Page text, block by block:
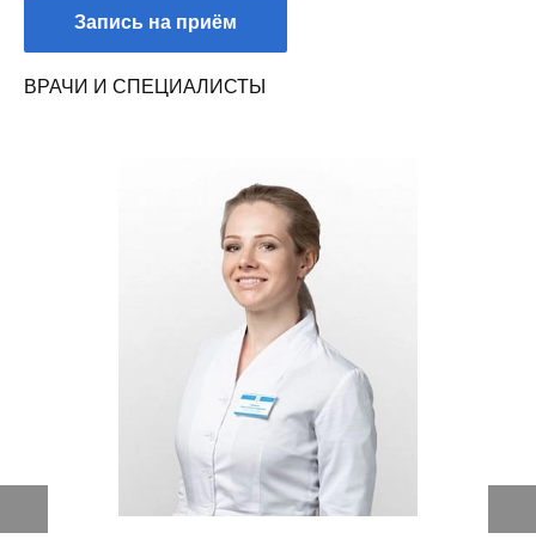
Запись на приём
ВРАЧИ И СПЕЦИАЛИСТЫ